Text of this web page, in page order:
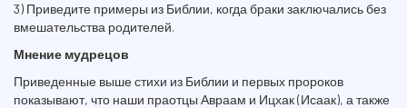
3) Приведите примеры из Библии, когда браки заключались без
вмешательства родителей.
Мнение мудрецов
Приведенные выше стихи из Библии и первых пророков
показывают, что наши праотцы Авраам и Ицхак (Исаак), а также